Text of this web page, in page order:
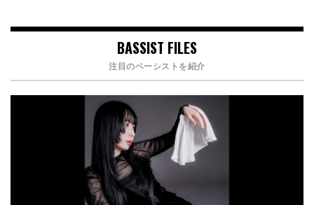
BASSIST FILES
注目のベーシストを紹介